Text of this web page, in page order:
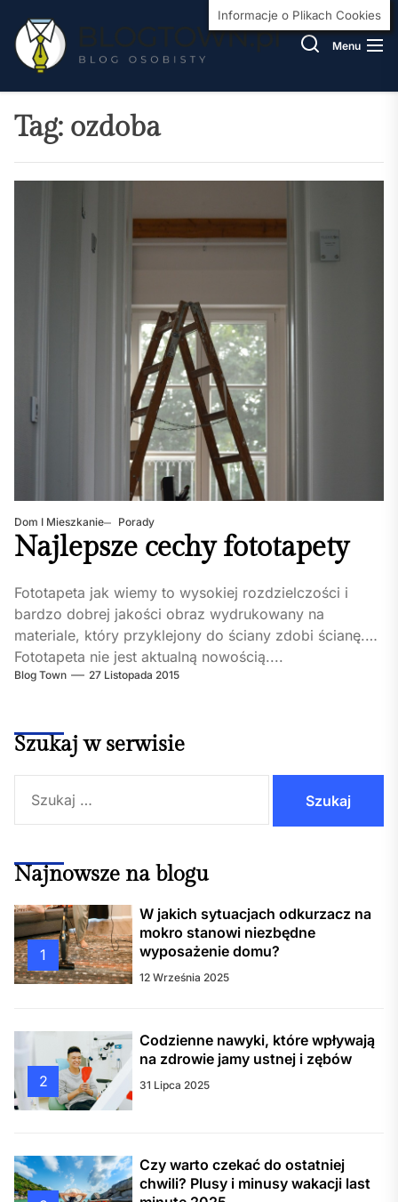
the
content
Menu
Tag: ozdoba
Dom I Mieszkanie Porady
Najlepsze cechy fototapety
Fototapeta jak wiemy to wysokiej rozdzielczości i
bardzo dobrej jakości obraz wydrukowany na
materiale, który przyklejony do ściany zdobi ścianę.
Fototapeta nie jest aktualną nowością....
Blog Town 27 Listopada 2015
Szukaj w serwisie
Najnowsze na blogu
1
W jakich sytuacjach odkurzacz na
mokro stanowi niezbędne
wyposażenie domu?
12 Września 2025
2
Codzienne nawyki, które wpływają
na zdrowie jamy ustnej i zębów
31 Lipca 2025
Czy warto czekać do ostatniej
chwili? Plusy i minusy wakacji last
Informacje o Plikach Cookies